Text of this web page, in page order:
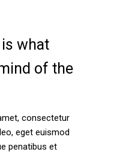
what
of the
consectetur
eget euismod
penatibus et